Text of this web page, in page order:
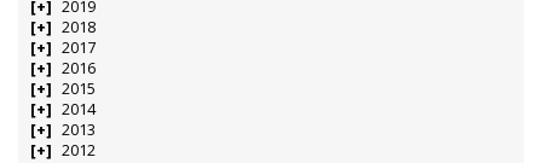
2019
2018
2017
2016
2015
2014
2013
2012